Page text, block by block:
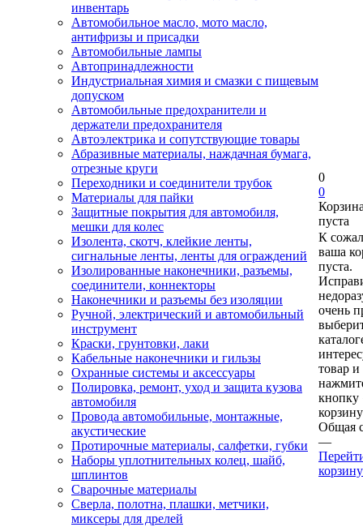
инвентарь
Автомобильное масло, мото масло,
антифризы и присадки
Автомобильные лампы
Автопринадлежности
Индустриальная химия и смазки с пищевым
допуском
Автомобильные предохранители и
держатели предохранителя
Автоэлектрика и сопутствующие товары
Абразивные материалы, наждачная бумага,
отрезные круги
Переходники и соединители трубок
Материалы для пайки
Защитные покрытия для автомобиля,
мешки для колес
Изолента, скотч, клейкие ленты,
сигнальные ленты, ленты для ограждений
Изолированные наконечники, разъемы,
соединители, коннекторы
Наконечники и разъемы без изоляции
Ручной, электрический и автомобильный
инструмент
Краски, грунтовки, лаки
Кабельные наконечники и гильзы
Охранные системы и аксессуары
Полировка, ремонт, уход и защита кузова
автомобиля
Провода автомобильные, монтажные,
акустические
Протирочные материалы, салфетки, губки
Наборы уплотнительных колец, шайб,
шплинтов
Сварочные материалы
Сверла, полотна, плашки, метчики,
миксеры для дрелей
0
0
пуста
К
ваша
пуста.
очень
товар и
кнопку
Общая
—
корзину